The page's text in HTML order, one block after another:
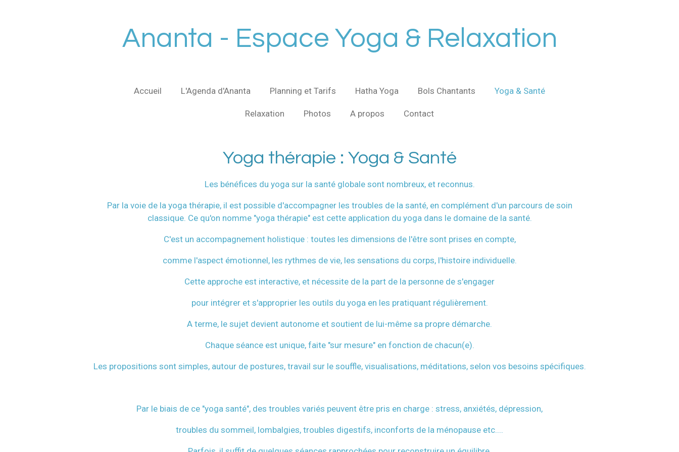
Ananta - Espace Yoga & Relaxation
Accueil L'Agenda d'Ananta Planning et Tarifs Hatha Yoga Bols Chantants Yoga & Santé
Relaxation Photos A propos Contact
Yoga thérapie : Yoga & Santé
Les bénéfices du yoga sur la santé globale sont nombreux, et reconnus.
Par la voie de la yoga thérapie, il est possible d'accompagner les troubles de la santé, en complément d'un parcours de soin
classique. Ce qu'on nomme "yoga thérapie" est cette application du yoga dans le domaine de la santé.
C'est un accompagnement holistique : toutes les dimensions de l'être sont prises en compte,
comme l'aspect émotionnel, les rythmes de vie, les sensations du corps, l'histoire individuelle.
Cette approche est interactive, et nécessite de la part de la personne de s'engager
pour intégrer et s'approprier les outils du yoga en les pratiquant régulièrement.
A terme, le sujet devient autonome et soutient de lui-même sa propre démarche.
Chaque séance est unique, faite "sur mesure" en fonction de chacun(e).
Les propositions sont simples, autour de postures, travail sur le souffle, visualisations, méditations, selon vos besoins spécifiques.
Par le biais de ce "yoga santé", des troubles variés peuvent être pris en charge : stress, anxiétés, dépression,
troubles du sommeil, lombalgies, troubles digestifs, inconforts de la ménopause etc....